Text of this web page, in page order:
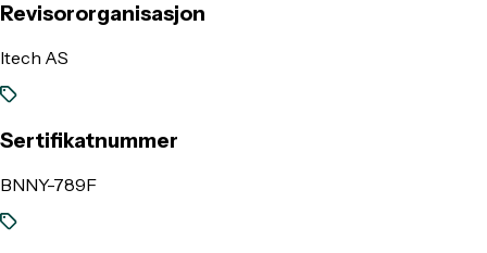
Revisororganisasjon
Itech AS
Sertifikatnummer
BNNY-789F